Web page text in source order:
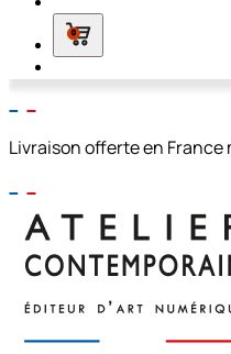
0
Livraison offerte en